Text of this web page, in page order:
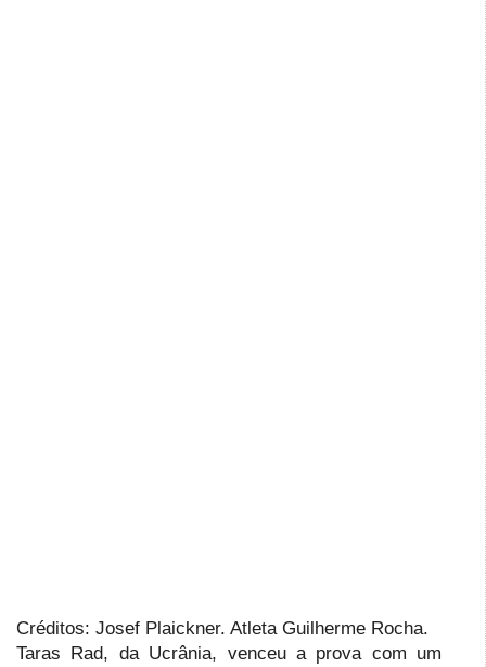
Créditos: Josef Plaickner. Atleta Guilherme Rocha.
Taras Rad, da Ucrânia, venceu a prova com um